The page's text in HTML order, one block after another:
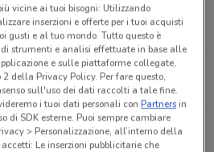
40/42 Castellamonte
Chiesa 15 Ciriè
vicine ai tuoi bisogni: Utilizzando
inserzioni e offerte per i tuoi acquisti
gusti e al tuo mondo. Tutto questo è
strumenti e analisi effettuate in base alle
e sulle piattaforme collegate,
della Privacy Policy. Per fare questo,
sull'uso dei dati raccolti a tale fine.
i tuoi dati personali conPartnersin
di SDK esterne. Puoi sempre cambiare
> Personalizzazione, all’interno della
Le inserzioni pubblicitarie che